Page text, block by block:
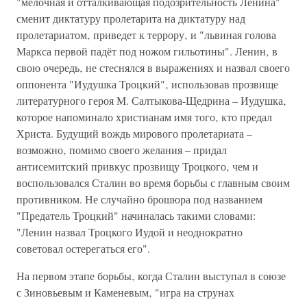
сменит диктатуру пролетарита на диктатуру над
пролетариатом‚ приведет к террору‚ и "львиная голова
Маркса первой падёт под ножом гильотины". Ленин‚ в
свою очередь‚ не стеснялся в выражениях и назвал своего
оппонента "Иудушка Троцкий"‚ использовав прозвище
литературного героя М. Салтыкова-Щедрина – Иудушка‚
которое напоминало христианам имя того‚ кто предал
Христа. Будущий вождь мирового пролетариата –
возможно‚ помимо своего желания – придал
антисемитский привкус прозвищу Троцкого‚ чем и
воспользовался Сталин во время борьбы с главным своим
противником. Не случайно брошюра под названием
"Предатель Троцкий" начиналась такими словами:
"Ленин назвал Троцкого Иудой и неоднократно
советовал остерегаться его".
На первом этапе борьбы‚ когда Сталин выступал в союзе
с Зиновьевым и Каменевым‚ "игра на струнах